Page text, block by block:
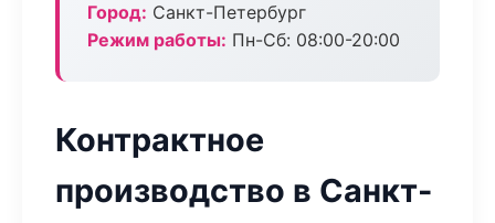
Город: Санкт-Петербург
Режим работы: Пн-Сб: 08:00-20:00
Контрактное
производство в Санкт-